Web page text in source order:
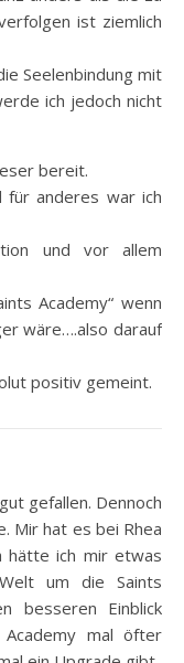
ist ziemlich
Seelenbindung mit
ich jedoch nicht
bereit.
für anderes war ich
und vor allem
Academy“ wenn
wäre….also darauf
positiv gemeint.
gefallen. Dennoch
Mir hat es bei Rhea
hätte ich mir etwas
um die Saints
besseren Einblick
mal öfter